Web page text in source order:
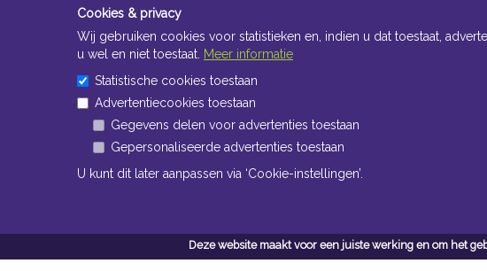
Deze website maakt voor een juiste werking en om het
Contacteer ons
Cookies & privacy
Wij gebruiken cookies voor statistieken en, indien u dat toestaat,
u wel en niet toestaat. Meer informatie
Statistische cookies toestaan
Advertentiecookies toestaan
Gegevens delen voor advertenties toestaan
Gepersonaliseerde advertenties toestaan
U kunt dit later aanpassen via ‘Cookie-instellingen’.